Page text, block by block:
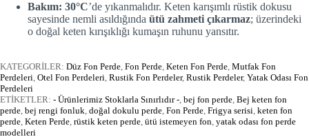
Bakım: 30°C’de yıkanmalıdır. Keten karışımlı rüstik dokusu
sayesinde nemli asıldığında ütü zahmeti çıkarmaz; üzerindeki
o doğal keten kırışıklığı kumaşın ruhunu yansıtır.
KATEGORİLER: Düz Fon Perde, Fon Perde, Keten Fon Perde, Mutfak Fon
Perdeleri, Otel Fon Perdeleri, Rustik Fon Perdeler, Rustik Perdeler, Yatak Odası Fon
Perdeleri
ETİKETLER: - Ürünlerimiz Stoklarla Sınırlıdır -, bej fon perde, Bej keten fon
perde, bej rengi fonluk, doğal dokulu perde, Fon Perde, Frigya serisi, keten fon
perde, Keten Perde, rüstik keten perde, ütü istemeyen fon, yatak odası fon perde
modelleri